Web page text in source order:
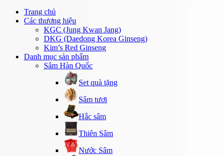
Trang chủ
Các thương hiệu
KGC (Jung Kwan Jang)
DKG (Daedong Korea Ginseng)
Kim’s Red Ginseng
Danh mục sản phẩm
Sâm Hàn Quốc
Set quà tặng
Sâm tươi
Hắc sâm
Thiên Sâm
Nước Sâm